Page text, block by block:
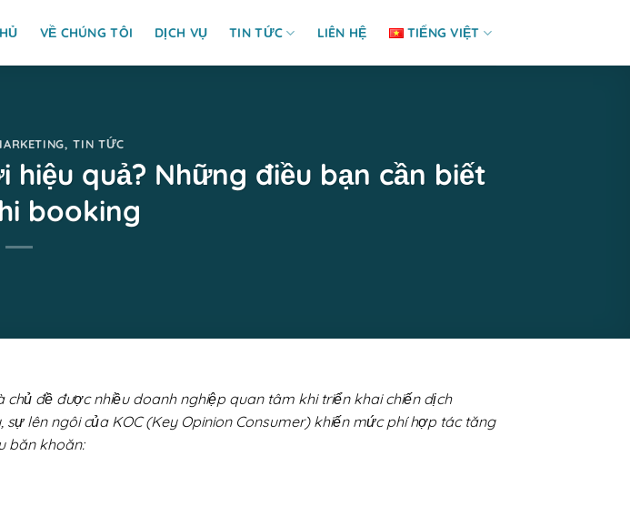
VỀ CHÚNG TÔI DỊCH VỤ TIN TỨC LIÊN HỆ TIẾNG VIỆT
,TIN TỨC
hiệu quả? Những điều bạn cần biết
booking
đề được nhiều doanh nghiệp quan tâm khi triển khai chiến dịch
lên ngôi của KOC (Key Opinion Consumer) khiến mức phí hợp tác tăng
băn khoăn: